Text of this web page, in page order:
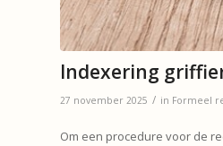
Indexering
27 november 2025 / in Formeel
Om een procedure voor de